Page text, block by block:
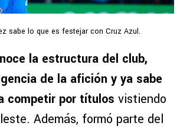
sabe lo que es festejar con Cruz Azul.
la estructura del club,
de la afición y ya sabe
competir por títulos vistiendo
Además, formó parte del